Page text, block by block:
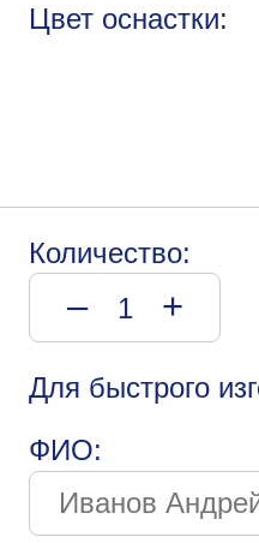
Цвет оснастки:
Количество:
– +
Для быстрого
ФИО: